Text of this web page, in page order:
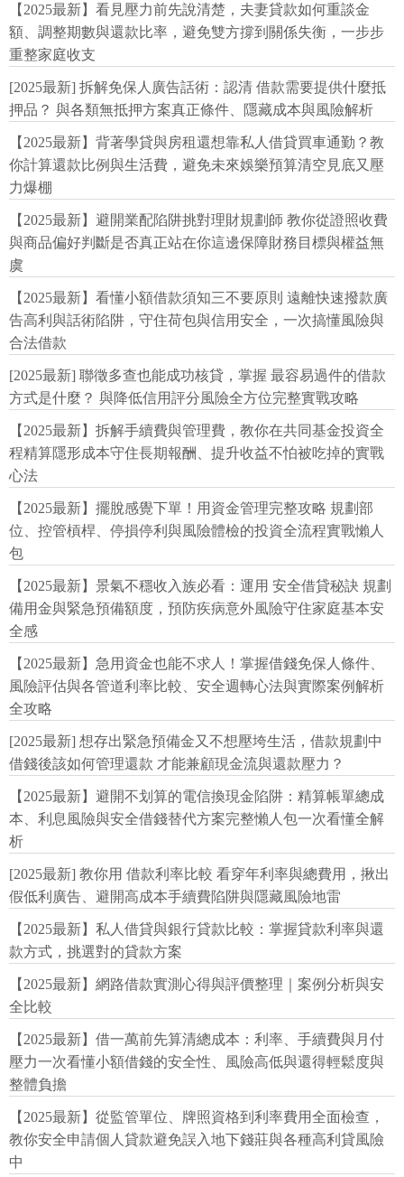
【2025最新】看見壓力前先說清楚，夫妻貸款如何重談金
額、調整期數與還款比率，避免雙方撐到關係失衡，一步步
重整家庭收支
[2025最新] 拆解免保人廣告話術：認清 借款需要提供什麼抵
押品？ 與各類無抵押方案真正條件、隱藏成本與風險解析
【2025最新】背著學貸與房租還想靠私人借貸買車通勤？教
你計算還款比例與生活費，避免未來娛樂預算清空見底又壓
力爆棚
【2025最新】避開業配陷阱挑對理財規劃師 教你從證照收費
與商品偏好判斷是否真正站在你這邊保障財務目標與權益無
虞
【2025最新】看懂小額借款須知三不要原則 遠離快速撥款廣
告高利與話術陷阱，守住荷包與信用安全，一次搞懂風險與
合法借款
[2025最新] 聯徵多查也能成功核貸，掌握 最容易過件的借款
方式是什麼？ 與降低信用評分風險全方位完整實戰攻略
【2025最新】拆解手續費與管理費，教你在共同基金投資全
程精算隱形成本守住長期報酬、提升收益不怕被吃掉的實戰
心法
【2025最新】擺脫感覺下單！用資金管理完整攻略 規劃部
位、控管槓桿、停損停利與風險體檢的投資全流程實戰懶人
包
【2025最新】景氣不穩收入族必看：運用 安全借貸秘訣 規劃
備用金與緊急預備額度，預防疾病意外風險守住家庭基本安
全感
【2025最新】急用資金也能不求人！掌握借錢免保人條件、
風險評估與各管道利率比較、安全週轉心法與實際案例解析
全攻略
[2025最新] 想存出緊急預備金又不想壓垮生活，借款規劃中
借錢後該如何管理還款 才能兼顧現金流與還款壓力？
【2025最新】避開不划算的電信換現金陷阱：精算帳單總成
本、利息風險與安全借錢替代方案完整懶人包一次看懂全解
析
[2025最新] 教你用 借款利率比較 看穿年利率與總費用，揪出
假低利廣告、避開高成本手續費陷阱與隱藏風險地雷
【2025最新】私人借貸與銀行貸款比較：掌握貸款利率與還
款方式，挑選對的貸款方案
【2025最新】網路借款實測心得與評價整理｜案例分析與安
全比較
【2025最新】借一萬前先算清總成本：利率、手續費與月付
壓力一次看懂小額借錢的安全性、風險高低與還得輕鬆度與
整體負擔
【2025最新】從監管單位、牌照資格到利率費用全面檢查，
教你安全申請個人貸款避免誤入地下錢莊與各種高利貸風險
中